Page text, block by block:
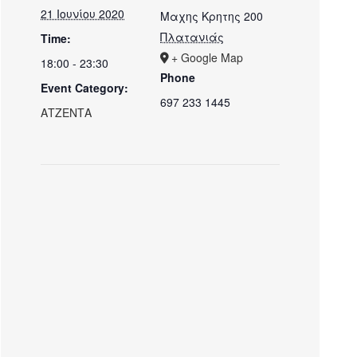
21 Ιουνίου 2020
Time:
18:00 - 23:30
Event Category:
ΑΤΖΕΝΤΑ
Μαχης Κρητης 200
Πλατανιάς
+ Google Map
Phone
697 233 1445